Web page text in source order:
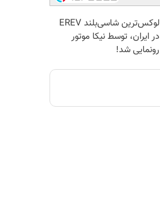
لوکس‌ترین شاسی‌بلند EREV
در ایران، توسط نیکا موتور
رونمایی شد!